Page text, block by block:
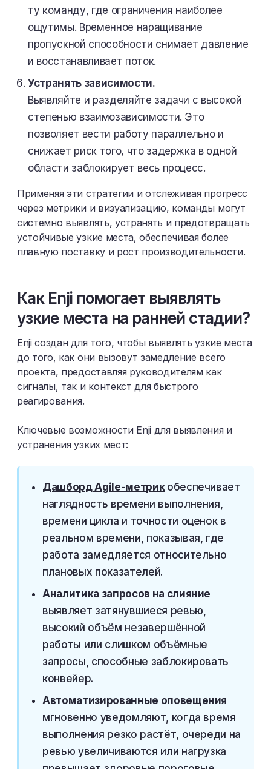
ту команду, где ограничения наиболее
ощутимы. Временное наращивание
пропускной способности снимает давление
и восстанавливает поток.
Устранять зависимости.
Выявляйте и разделяйте задачи с высокой
степенью взаимозависимости. Это
позволяет вести работу параллельно и
снижает риск того, что задержка в одной
области заблокирует весь процесс.
Применяя эти стратегии и отслеживая прогресс
через метрики и визуализацию, команды могут
системно выявлять, устранять и предотвращать
устойчивые узкие места, обеспечивая более
плавную поставку и рост производительности.
Как Enji помогает выявлять
узкие места на ранней стадии?
Enji создан для того, чтобы выявлять узкие места
до того, как они вызовут замедление всего
проекта, предоставляя руководителям как
сигналы, так и контекст для быстрого
реагирования.
Ключевые возможности Enji для выявления и
устранения узких мест:
Дашборд Agile-метрик обеспечивает
наглядность времени выполнения,
времени цикла и точности оценок в
реальном времени, показывая, где
работа замедляется относительно
плановых показателей.
Аналитика запросов на слияние
выявляет затянувшиеся ревью,
высокий объём незавершённой
работы или слишком объёмные
запросы, способные заблокировать
конвейер.
Автоматизированные оповещения
мгновенно уведомляют, когда время
выполнения резко растёт, очереди на
ревью увеличиваются или нагрузка